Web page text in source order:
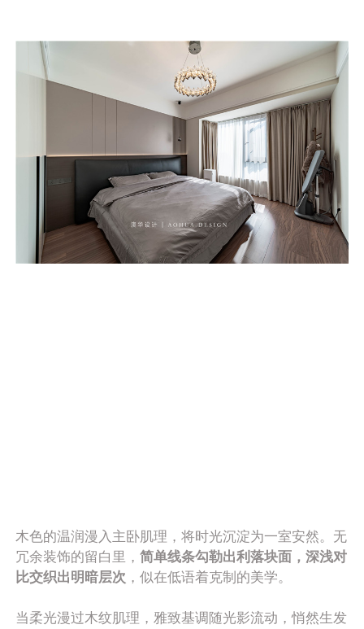
木色的温润漫入主卧肌理，将时光沉淀为一室安然。无
冗余装饰的留白里，简单线条勾勒出利落块面，深浅对
比交织出明暗层次 ，似在低语着克制的美学。
当柔光漫过木纹肌理，雅致基调随光影流动，悄然生发